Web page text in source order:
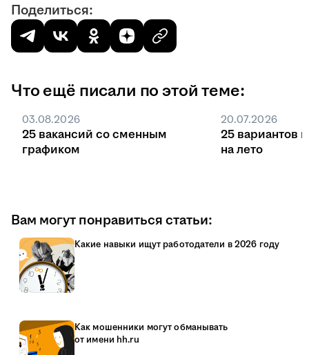
Поделиться:
Что ещё писали по этой теме:
03.08.2026
25 вакансий со сменным
графиком
20.07.2026
25 вариантов
на лето
Вам могут понравиться статьи:
Какие навыки ищут работодатели в 2026 году
Как мошенники могут обманывать
от имени hh.ru